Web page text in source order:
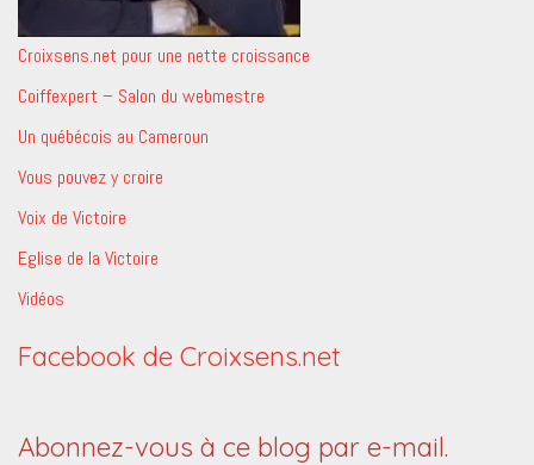
Croixsens.net pour une nette croissance
Coiffexpert – Salon du webmestre
Un québécois au Cameroun
Vous pouvez y croire
Voix de Victoire
Eglise de la Victoire
Vidéos
Facebook de Croixsens.net
Abonnez-vous à ce blog par e-mail.